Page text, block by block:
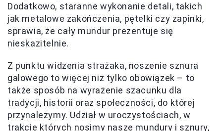
Dodatkowo, staranne wykonanie detali, takich
jak metalowe zakończenia, pętelki czy zapinki,
sprawia, że cały mundur prezentuje się
nieskazitelnie.
Z punktu widzenia strażaka, noszenie sznura
galowego to więcej niż tylko obowiązek – to
także sposób na wyrażenie szacunku dla
tradycji, historii oraz społeczności, do której
przynależymy. Udział w uroczystościach, w
trakcie których nosimy nasze mundury i sznury,